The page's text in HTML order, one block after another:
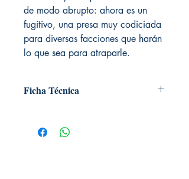
de modo abrupto: ahora es un
fugitivo, una presa muy codiciada
para diversas facciones que harán
lo que sea para atraparle.
Ficha Técnica
Editorial: Norma
Idioma: Castellano